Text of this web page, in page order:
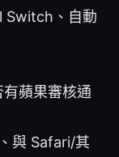
Switch、自動
蘋果審核通
與 Safari/其